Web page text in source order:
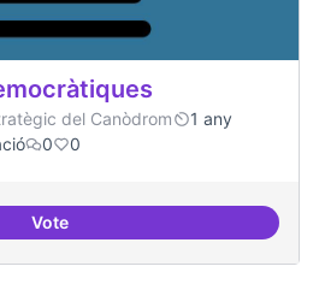
del Canòdrom
1 any
0 0
VoteEspai grades democràtiques